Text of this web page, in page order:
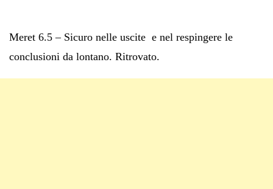
Meret 6.5 – Sicuro nelle uscite e nel respingere le
conclusioni da lontano. Ritrovato.